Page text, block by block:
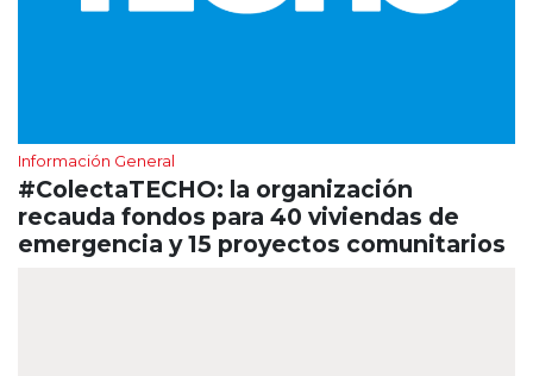
Información General
#ColectaTECHO: la organización
recauda fondos para 40 viviendas de
emergencia y 15 proyectos comunitarios